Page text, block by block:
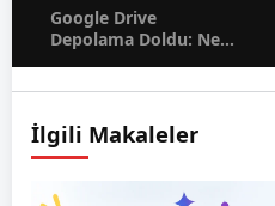
Google Drive
Depolama Doldu: Ne
İlgili Makaleler